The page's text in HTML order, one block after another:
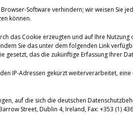
Software verhindern; wir weisen Sie
können.
das Cookie erzeugten und auf Ihre
Sie das unter dem folgenden Link
gesetzt, das die zukünftige Erfassung Ihrer
IP-Adressen gekürzt weiterverarbeitet,
auf die sich die deutschen
Street, Dublin 4, Ireland, Fax: +353 (1)